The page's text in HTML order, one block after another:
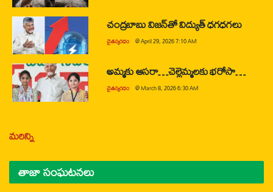
చంద్రబాబు విజన్‌తో విద్యుత్ ధగధగలు
చైతన్యరధం @April 29, 2026 7:10 AM
అమ్మకు ఆసరా…చెల్లెమ్మలకు భరోసా…
చైతన్యరధం @March 8, 2026 6:30 AM
మరిన్ని
తాజా సంఘటనలు